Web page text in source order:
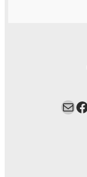
Mail Facebook